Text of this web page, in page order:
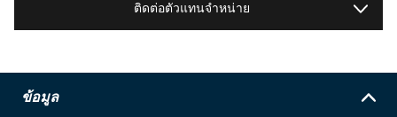
ติดต่อตัวแทนจำหน่าย
ข้อมูล